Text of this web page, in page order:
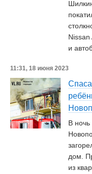
Nissan
и
11:31, 18 июня 2023
В ночь
дом.
из